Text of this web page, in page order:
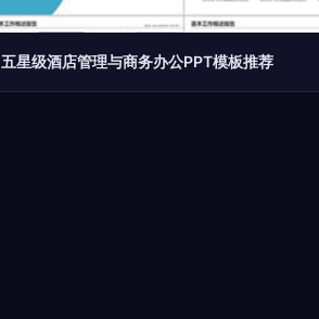
五星级酒店管理与商务办公PPT模板推荐